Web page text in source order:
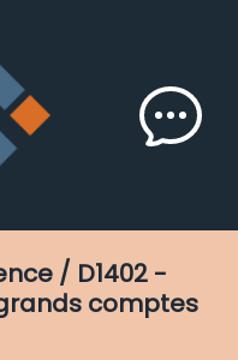
/ D1402 -
comptes